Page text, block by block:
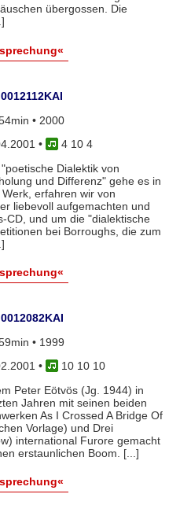
übergossen. Die
• 2000
•
4 10 4
Dialektik von
und Differenz" gehe es in
erfahren wir von
liebevoll aufgemachten und
CD, und um die "dialektische
bei Borroughs, die zum
• 1999
•
10 10 10
Peter Eötvös (Jg. 1944) in
Jahren mit seinen beiden
As I Crossed A Bridge Of
Vorlage) und Drei
international Furore gemacht
erstaunlichen Boom. [...]